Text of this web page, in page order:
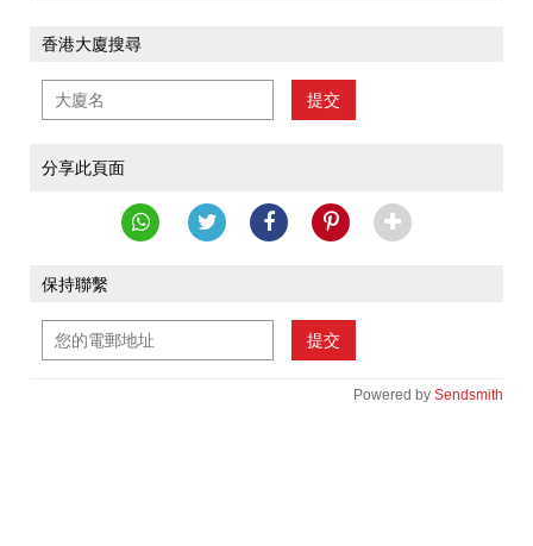
香港大廈搜尋
提交
分享此頁面
保持聯繫
提交
Powered by Sendsmith